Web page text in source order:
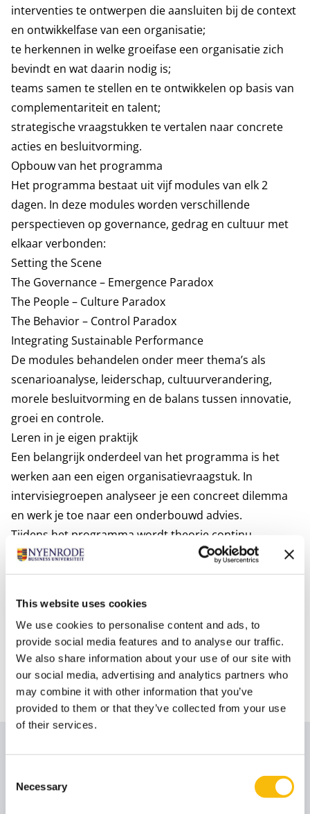
This website uses cookies
We use cookies to personalise content and ads, to
provide social media features and to analyse our traffic.
We also share information about your use of our site with
our social media, advertising and analytics partners who
may combine it with other information that you’ve
provided to them or that they’ve collected from your use
of their services.
Selection
Necessary
interventies te ontwerpen die aansluiten bij de context
en ontwikkelfase van een organisatie;
te herkennen in welke groeifase een organisatie zich
bevindt en wat daarin nodig is;
teams samen te stellen en te ontwikkelen op basis van
complementariteit en talent;
strategische vraagstukken te vertalen naar concrete
acties en besluitvorming.
Opbouw van het programma
Het programma bestaat uit vijf modules van elk 2
dagen. In deze modules worden verschillende
perspectieven op governance, gedrag en cultuur met
elkaar verbonden:
Setting the Scene
The Governance – Emergence Paradox
The People – Culture Paradox
The Behavior – Control Paradox
Integrating Sustainable Performance
De modules behandelen onder meer thema’s als
scenarioanalyse, leiderschap, cultuurverandering,
morele besluitvorming en de balans tussen innovatie,
groei en controle.
Leren in je eigen praktijk
Een belangrijk onderdeel van het programma is het
werken aan een eigen organisatievraagstuk. In
intervisiegroepen analyseer je een concreet dilemma
en werk je toe naar een onderbouwd advies.
Tijdens het programma wordt theorie continu
verbonden met praktijkervaringen, casuïstiek en
reflectie. Deelnemers worden uitgedaagd om hun
context.
De uitwerking van het vraagstuk mondt uit in een
presentatie aan het einde van het programma, waarin
de voorgestelde oplossingsrichtingen worden gedeeld
en besproken.
Sprekers
Prof. dr. Leen Paape RA RO CIA